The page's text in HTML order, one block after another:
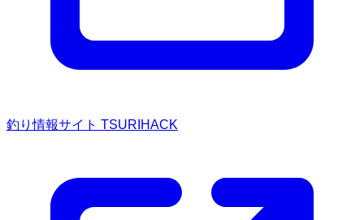
釣り情報サイト TSURIHACK